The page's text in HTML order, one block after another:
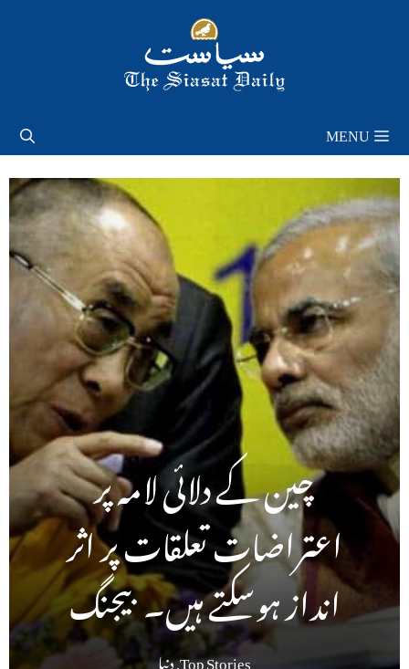
MENU
چین کے دلائی لامہ پر
اعتراضات تعلقات پر اثر
انداز ہوسکتے ہیں۔ بیجنگ
Top Stories
,دنیا